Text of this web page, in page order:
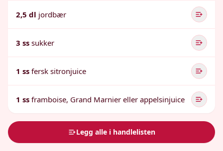
2,5 dl jordbær
3 ss sukker
1 ss fersk sitronjuice
1 ss framboise, Grand Marnier eller appelsinjuice
Legg alle i handlelisten